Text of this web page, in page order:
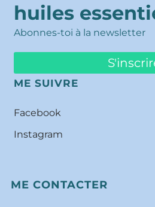
huiles
Abonnes-toi à la newsletter
ME SUIVRE
Facebook
Instagram
ME CONTACTER